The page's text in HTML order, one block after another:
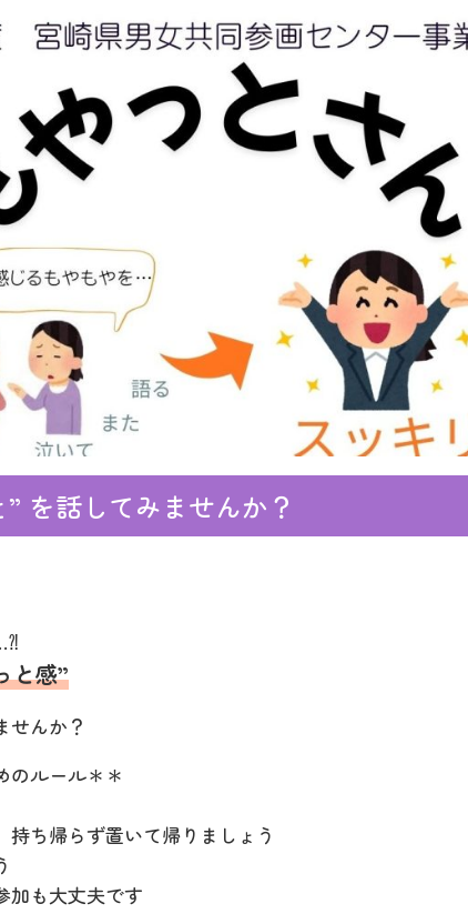
を話してみませんか？
と感”
んか？
のルール＊＊
ち帰らず置いて帰りましょう
も大丈夫です